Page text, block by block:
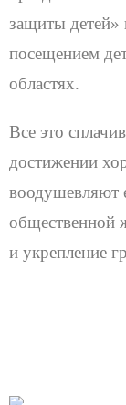
защиты детей»
посещением
областях.
Все это
достижении
воодушевляют
общественной
и укрепление